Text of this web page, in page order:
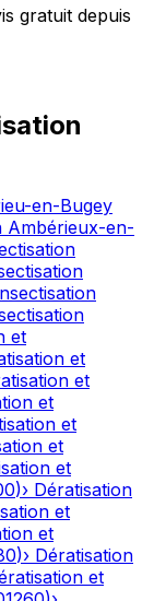
gratuit depuis
en-Bugey
Ambérieux-en-
et
et
et
et
et
et
et
)› Dératisation
et
et
)› Dératisation
et